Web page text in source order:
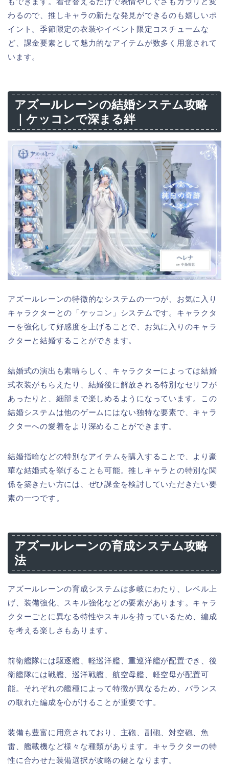
わるので、推しキャラの新たな発見ができるのも嬉しいポ
イント。季節限定の衣装やイベント限定コスチュームな
ど、課金要素として魅力的なアイテムが数多く用意されて
います。
アズールレーンの結婚システム攻略
｜ケッコンで深まる絆
アズールレーンの特徴的なシステムの一つが、お気に入り
キャラクターとの「ケッコン」システムです。キャラクタ
ーを強化して好感度を上げることで、お気に入りのキャラ
クターと結婚することができます。
結婚式の演出も素晴らしく、キャラクターによっては結婚
式衣装がもらえたり、結婚後に解放される特別なセリフが
あったりと、細部まで楽しめるようになっています。この
結婚システムは他のゲームにはない独特な要素で、キャラ
クターへの愛着をより深めることができます。
結婚指輪などの特別なアイテムを購入することで、より豪
華な結婚式を挙げることも可能。推しキャラとの特別な関
係を築きたい方には、ぜひ課金を検討していただきたい要
素の一つです。
アズールレーンの育成システム攻略
法
アズールレーンの育成システムは多岐にわたり、レベル上
げ、装備強化、スキル強化などの要素があります。キャラ
クターごとに異なる特性やスキルを持っているため、編成
を考える楽しさもあります。
前衛艦隊には駆逐艦、軽巡洋艦、重巡洋艦が配置でき、後
衛艦隊には戦艦、巡洋戦艦、航空母艦、軽空母が配置可
能。それぞれの艦種によって特徴が異なるため、バランス
の取れた編成を心がけることが重要です。
装備も豊富に用意されており、主砲、副砲、対空砲、魚
雷、艦載機など様々な種類があります。キャラクターの特
性に合わせた装備選択が攻略の鍵となります。